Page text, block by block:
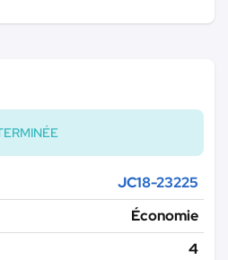
JC18-23225
Économie
4